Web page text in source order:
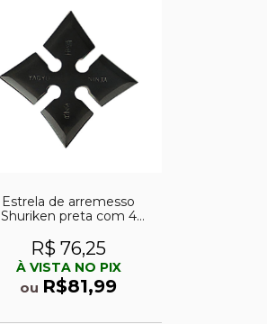
Estrela de arremesso
Shuriken preta com 4
R$ 76,25
À VISTA NO PIX
ou R$81,99